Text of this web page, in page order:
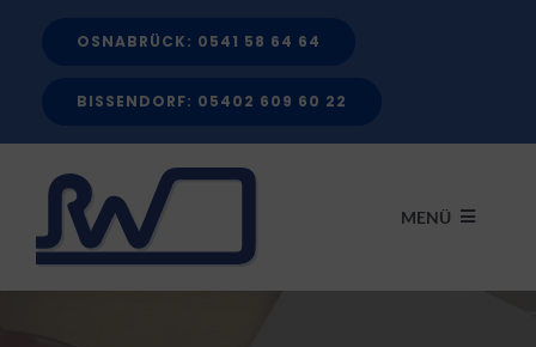
OSNABRÜCK: 0541 58 64 64
BISSENDORF: 05402 609 60 22
MENÜ